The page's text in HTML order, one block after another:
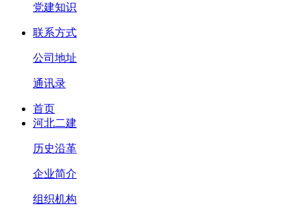
党建知识
联系方式
公司地址
通讯录
首页
河北二建
历史沿革
企业简介
组织机构